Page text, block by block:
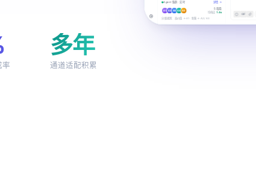
率
多年
通道适配积累